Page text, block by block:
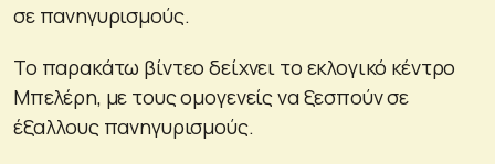
σε πανηγυρισμούς.
Το παρακάτω βίντεο δείχνει το εκλογικό κέντρο
Μπελέρη, με τους ομογενείς να ξεσπούν σε
έξαλλους πανηγυρισμούς.